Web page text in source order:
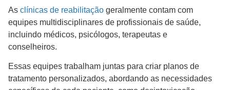
As clínicas de reabilitação geralmente contam com
equipes multidisciplinares de profissionais de saúde,
incluindo médicos, psicólogos, terapeutas e
conselheiros.
Essas equipes trabalham juntas para criar planos de
tratamento personalizados, abordando as necessidades